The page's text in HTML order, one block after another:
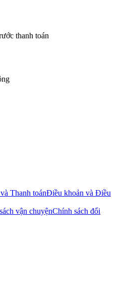
thanh toán
Thanh toánĐiều khoản và Điều
vận chuyệnChính sách đổi